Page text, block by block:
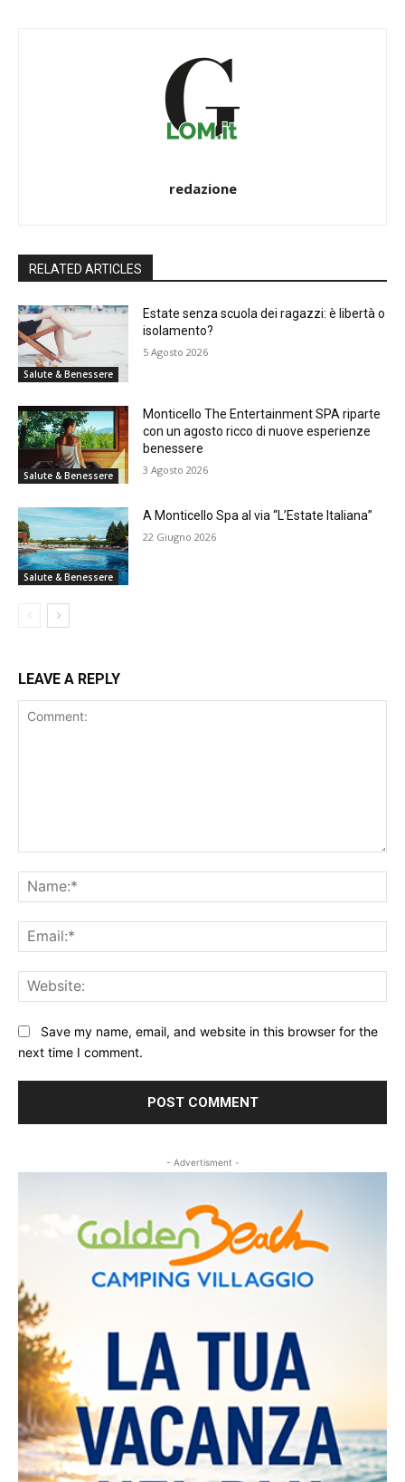
redazione
RELATED ARTICLES
Salute & Benessere
Estate senza scuola dei ragazzi: è libertà o
isolamento?
5 Agosto 2026
Salute & Benessere
Monticello The Entertainment SPA riparte
con un agosto ricco di nuove esperienze
benessere
3 Agosto 2026
Salute & Benessere
A Monticello Spa al via “L’Estate Italiana”
22 Giugno 2026
LEAVE A REPLY
Save my name, email, and website in this browser for the
next time I comment.
- Advertisment -